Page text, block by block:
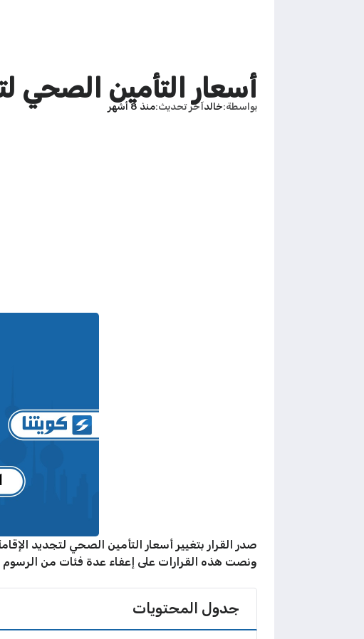
أسعار التأمين الصحي
بواسطة خالدآخر تحديث منذ 8 أشهر
ونصت هذه القرارات على إعفاء عدة فئات من الرسوم
جدول المحتويات